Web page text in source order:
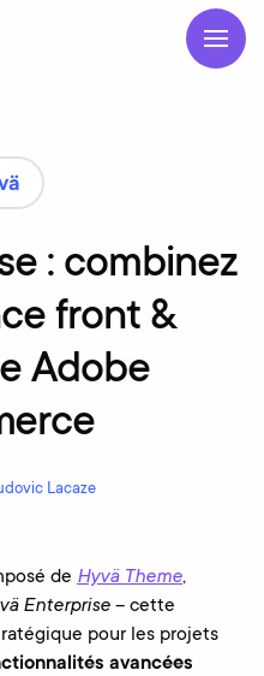
: combinez
front &
Adobe
Lacaze
de Hyvä Theme,
Enterprise – cette
pour les projets
avancées